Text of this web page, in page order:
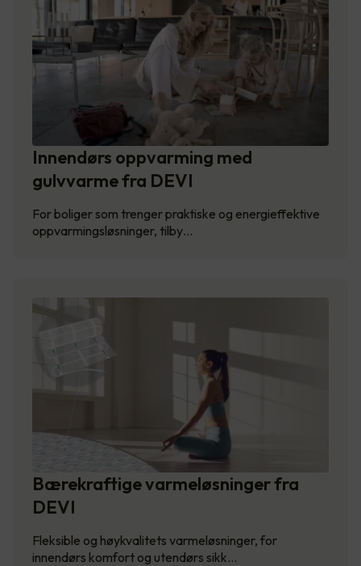
Innendørs oppvarming med
gulvvarme fra DEVI
For boliger som trenger praktiske og energieffektive
oppvarmingsløsninger, tilby…
Bærekraftige varmeløsninger fra
DEVI
Fleksible og høykvalitets varmeløsninger, for
innendørs komfort og utendørs sikk…